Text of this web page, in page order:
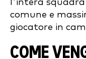
l'intera
comune e
giocatore in
COME